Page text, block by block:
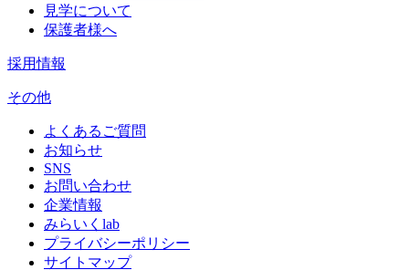
見学について
保護者様へ
採用情報
その他
よくあるご質問
お知らせ
SNS
お問い合わせ
企業情報
みらいくlab
プライバシーポリシー
サイトマップ